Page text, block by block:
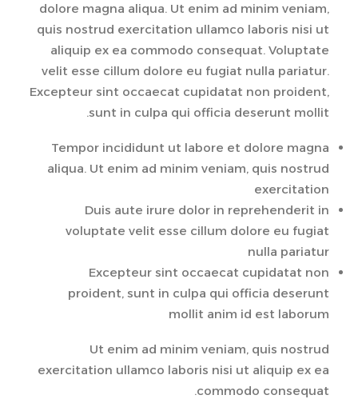
dolore magna aliqua. Ut enim ad minim veniam,
quis nostrud exercitation ullamco laboris nisi ut
aliquip ex ea commodo consequat. Voluptate
velit esse cillum dolore eu fugiat nulla pariatur.
Excepteur sint occaecat cupidatat non proident,
sunt in culpa qui officia deserunt mollit.
Tempor incididunt ut labore et dolore magna
aliqua. Ut enim ad minim veniam, quis nostrud
exercitation
Duis aute irure dolor in reprehenderit in
voluptate velit esse cillum dolore eu fugiat
nulla pariatur
Excepteur sint occaecat cupidatat non
proident, sunt in culpa qui officia deserunt
mollit anim id est laborum
Ut enim ad minim veniam, quis nostrud
exercitation ullamco laboris nisi ut aliquip ex ea
commodo consequat.